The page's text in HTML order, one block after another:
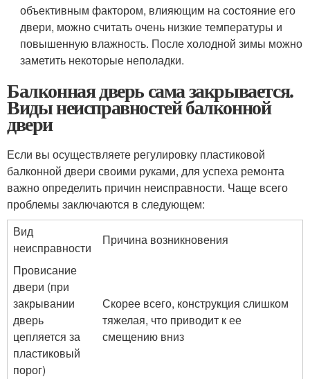
объективным фактором, влияющим на состояние его
двери, можно считать очень низкие температуры и
повышенную влажность. После холодной зимы можно
заметить некоторые неполадки.
Балконная дверь сама закрывается.
Виды неисправностей балконной
двери
Если вы осуществляете регулировку пластиковой
балконной двери своими руками, для успеха ремонта
важно определить причин неисправности. Чаще всего
проблемы заключаются в следующем:
Вид
неисправности
Причина возникновения
Провисание
двери (при
закрывании
дверь
цепляется за
пластиковый
порог)
Скорее всего, конструкция слишком
тяжелая, что приводит к ее
смещению вниз